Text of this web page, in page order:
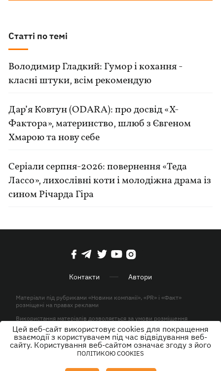
Статті по темі
Володимир Гладкий: Гумор і кохання -
класні штуки, всім рекомендую
Дар’я Ковтун (ODARA): про досвід «Х-
Фактора», материнство, шлюб з Євгеном
Хмарою та нову себе
Серіали серпня-2026: повернення «Теда
Лассо», лихослівні коти і молодіжна драма із
сином Річарда Гіра
Контакти Автори
Матеріали під рубриками «Новини компанії», «PR» і «Факт»
розміщені на правах реклами
Використання матеріалів дозволяється за умови розміщення
активного гіперпосилання на KP.UA в першому абзаці.
© ТОВ «ЮЛАВ МЕДІА» 2026. Всі права захищені.
Цей веб-сайт використовує cookies для покращення
взаємодії з користувачем під час відвідування веб-
сайту. Користування веб-сайтом означає згоду з його
ПОЛІТИКОЮ COOKIES